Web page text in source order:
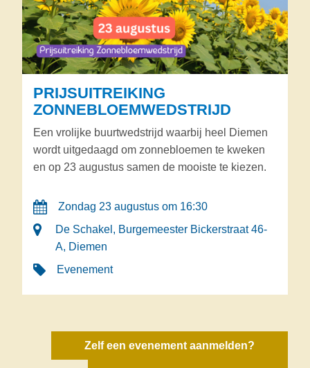
PRIJSUITREIKING
ZONNEBLOEMWEDSTRIJD
Een vrolijke buurtwedstrijd waarbij heel Diemen
wordt uitgedaagd om zonnebloemen te kweken
en op 23 augustus samen de mooiste te kiezen.
Zondag 23 augustus om 16:30
De Schakel, Burgemeester Bickerstraat 46-
A, Diemen
Evenement
Zelf een evenement aanmelden?